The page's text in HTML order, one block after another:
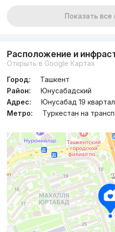
Сдан,Galim
+998 (95)
Показать
Расположение и
Открыть в Google Картах
Город:
Ташкент
Район:
Юнусабадский
Адрес:
Юнусабад 19 квартал
Метро:
Туркестан на